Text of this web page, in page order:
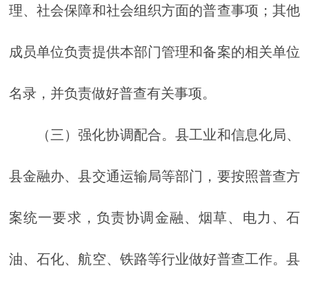
理、社会保障和社会组织方面的普查事项；其他
成员单位负责提供本部门管理和备案的相关单位
名录，并负责做好普查有关事项。
（三）强化协调配合。县工业和信息化局、
县金融办、县交通运输局等部门，要按照普查方
案统一要求，负责协调金融、烟草、电力、石
油、石化、航空、铁路等行业做好普查工作。县